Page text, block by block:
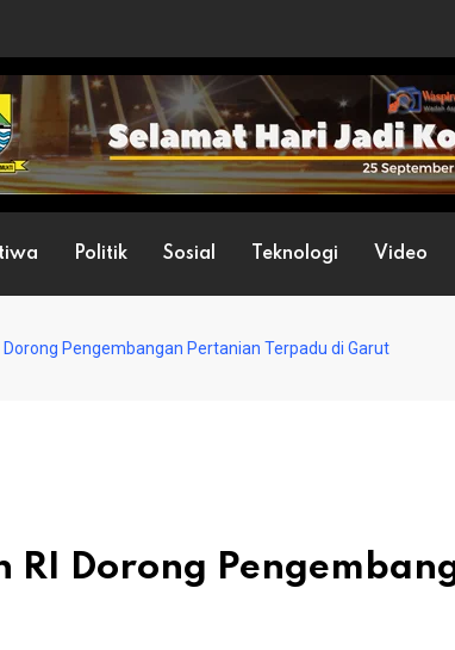
Politik Sosial Teknologi Video
Pengembangan Pertanian Terpadu di Garut
RI Dorong